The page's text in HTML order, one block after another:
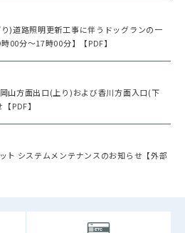
)道路照明更新工事に伴うドッグランの一
00分～17時00分】【PDF】
山方面出口(上り)および香川方面入口(下
PDF】
システムメンテナンスのお知らせ【外部